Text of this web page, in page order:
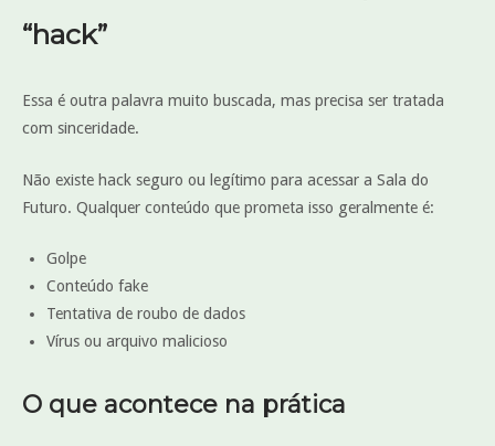
“hack”
Essa é outra palavra muito buscada, mas precisa ser tratada
com sinceridade.
Não existe hack seguro ou legítimo para acessar a Sala do
Futuro. Qualquer conteúdo que prometa isso geralmente é:
Golpe
Conteúdo fake
Tentativa de roubo de dados
Vírus ou arquivo malicioso
O que acontece na prática